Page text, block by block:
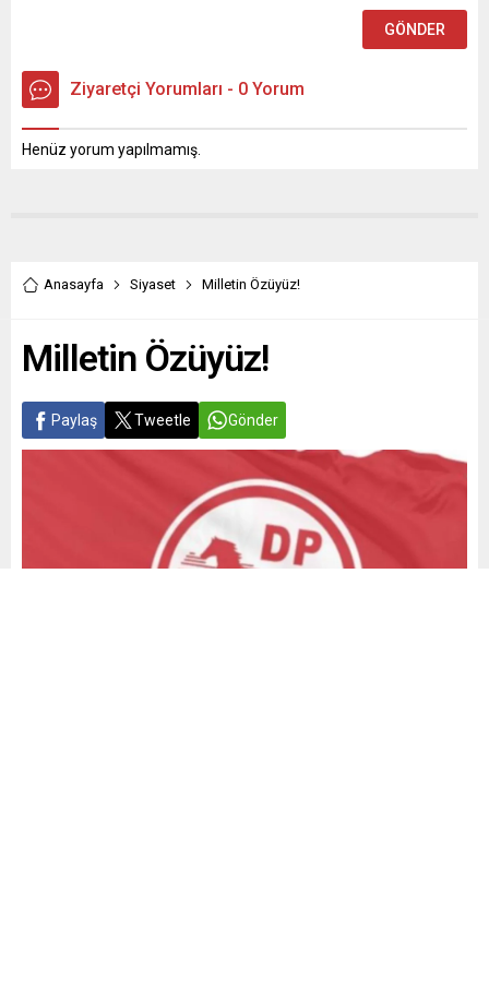
Ziyaretçi Yorumları - 0 Yorum
Henüz yorum yapılmamış.
Anasayfa Siyaset Milletin Özüyüz!
Milletin Özüyüz!
Paylaş Tweetle Gönder